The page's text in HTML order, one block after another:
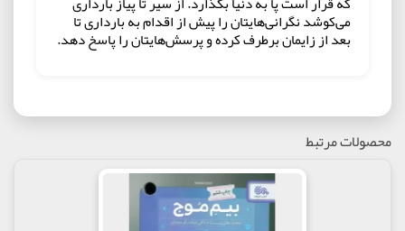
می‌کوشد نگرانی‌هایتان را پیش از اقدام به بارداری تا
بعد از زایمان برطرف کرده و پرسش‌هایتان را پاسخ دهد.
محصولات مرتبط